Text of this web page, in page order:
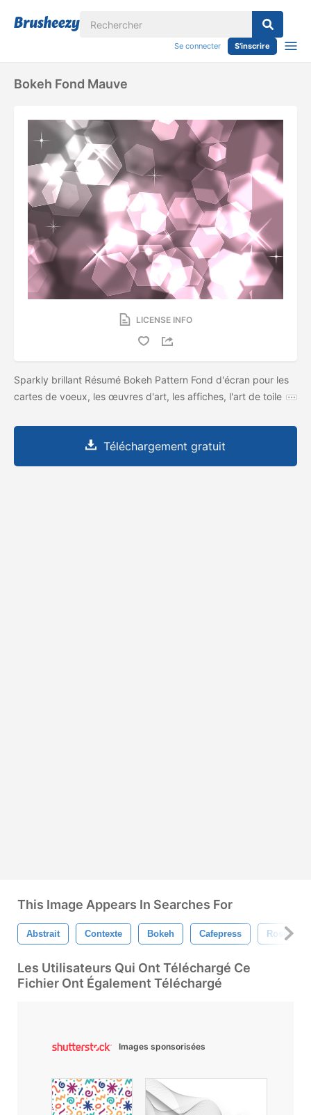
Se connecter S'inscrire
Bokeh Fond Mauve
LICENSE INFO
Sparkly brillant Résumé Bokeh Pattern Fond d'écran pour les
cartes de voeux, les œuvres d'art, les affiches, l'art de toile
Téléchargement gratuit
This Image Appears In Searches For
Abstrait Contexte Bokeh Cafepress Rose
Les Utilisateurs Qui Ont Téléchargé Ce
Fichier Ont Également Téléchargé
Images sponsorisées